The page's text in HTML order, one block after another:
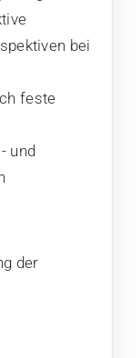
bei
feste
und
der